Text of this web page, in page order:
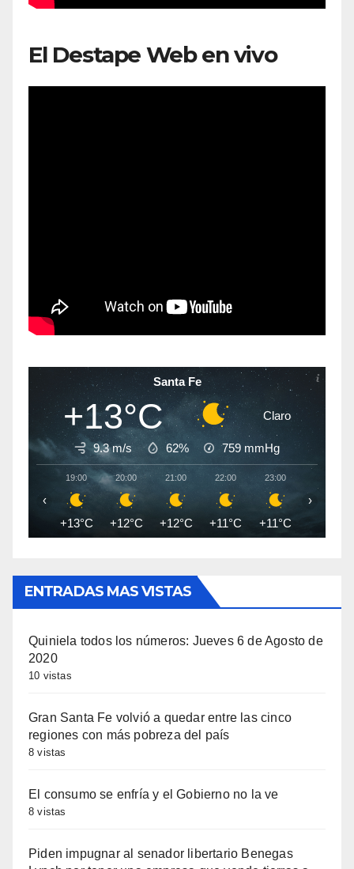
El Destape Web en vivo
Santa Fe
+13°C Claro
9.3 m/s 62% 759 mmHg
19:00
+13°C
20:00
+12°C
21:00
+12°C
22:00
+11°C
23:00
+11°C +10°C
‹ ›
ENTRADAS MAS VISTAS
Quiniela todos los números: Jueves 6 de Agosto de
2020
10 vistas
Gran Santa Fe volvió a quedar entre las cinco
regiones con más pobreza del país
8 vistas
El consumo se enfría y el Gobierno no la ve
8 vistas
Piden impugnar al senador libertario Benegas